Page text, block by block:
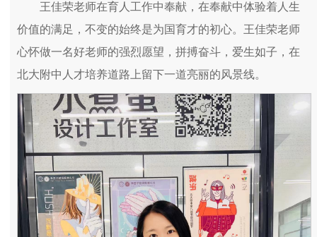
王佳荣老师在育人工作中奉献，在奉献中体验着人生
价值的满足，不变的始终是为国育才的初心。王佳荣老师
心怀做一名好老师的强烈愿望，拼搏奋斗，爱生如子，在
北大附中人才培养道路上留下一道亮丽的风景线。